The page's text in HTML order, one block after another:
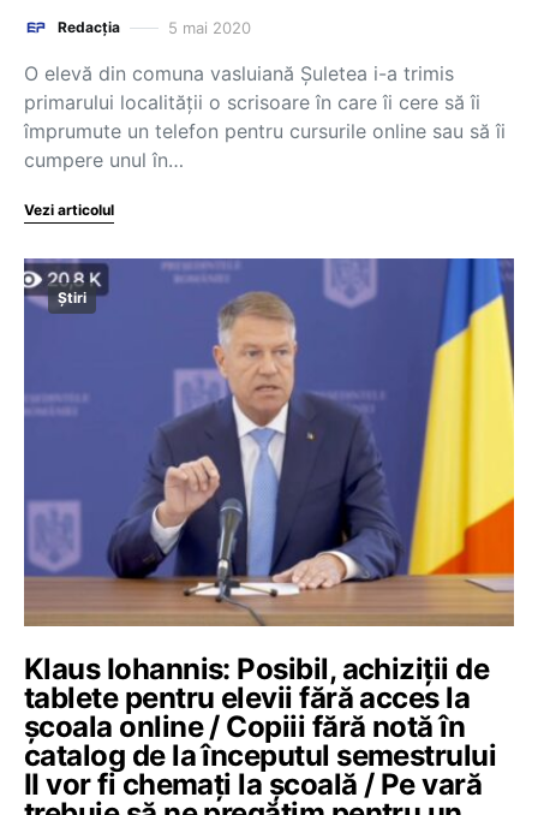
Redacția 5 mai 2020
O elevă din comuna vasluiană Şuletea i-a trimis
primarului localității o scrisoare în care îi cere să îi
împrumute un telefon pentru cursurile online sau să îi
cumpere unul în…
Vezi articolul
Știri
Klaus Iohannis: Posibil, achiziții de
tablete pentru elevii fără acces la
școala online / Copiii fără notă în
catalog de la începutul semestrului
II vor fi chemați la școală / Pe vară